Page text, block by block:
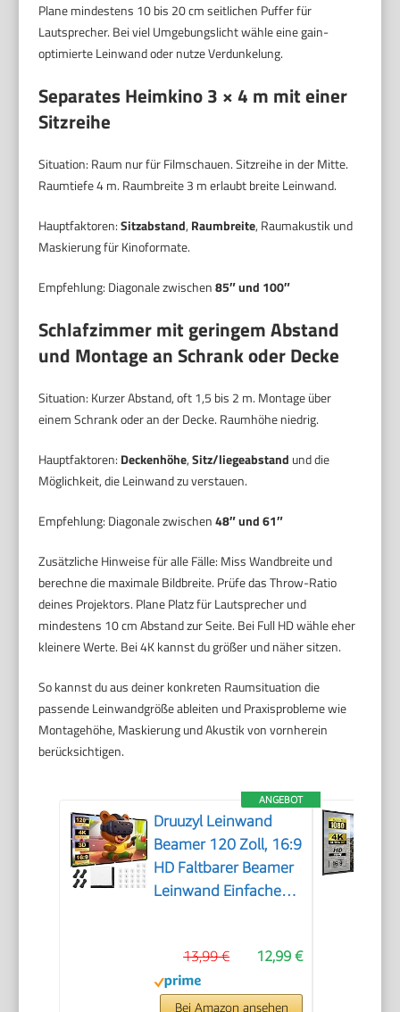
Plane mindestens 10 bis 20 cm seitlichen Puffer für
Lautsprecher. Bei viel Umgebungslicht wähle eine gain-
optimierte Leinwand oder nutze Verdunkelung.
Separates Heimkino 3 × 4 m mit einer
Sitzreihe
Situation: Raum nur für Filmschauen. Sitzreihe in der Mitte.
Raumtiefe 4 m. Raumbreite 3 m erlaubt breite Leinwand.
Hauptfaktoren:Sitzabstand, Raumbreite, Raumakustik und
Maskierung für Kinoformate.
Empfehlung: Diagonale zwischen85″ und 100″
Schlafzimmer mit geringem Abstand
und Montage an Schrank oder Decke
Situation: Kurzer Abstand, oft 1,5 bis 2 m. Montage über
einem Schrank oder an der Decke. Raumhöhe niedrig.
Hauptfaktoren: Deckenhöhe,Sitz/liegeabstand und die
Möglichkeit, die Leinwand zu verstauen.
Empfehlung: Diagonale zwischen48″ und 61″
Zusätzliche Hinweise für alle Fälle: Miss Wandbreite und
berechne die maximale Bildbreite. Prüfe das Throw-Ratio
deines Projektors. Plane Platz für Lautsprecher und
mindestens 10 cm Abstand zur Seite. Bei Full HD wähle eher
kleinere Werte. Bei 4K kannst du größer und näher sitzen.
So kannst du aus deiner konkreten Raumsituation die
passende Leinwandgröße ableiten und Praxisprobleme wie
Montagehöhe, Maskierung und Akustik von vornherein
berücksichtigen.
ANGEBOT
Druuzyl Leinwand
Beamer 120 Zoll, 16:9
HD Faltbarer Beamer
Leinwand Einfache
Haken und Seilen
Outdoor Movie
Projektionsleinwand
12,99 €
13,99 €
Bei Amazon ansehen